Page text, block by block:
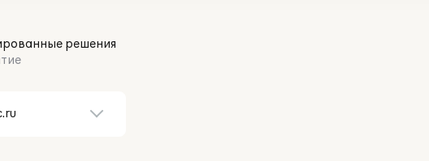
решения